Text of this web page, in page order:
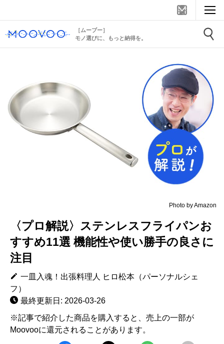
［ムーブー］
モノ選びに、もっと納得を。
Photo by Amazon
〈プロ解説〉ステンレスフライパンお
すすめ11選 機能性や使い勝手の良さに
注目
一皿入魂！出張料理人 ヒロ松本（パーソナルシェ
フ）
最終更新日: 2026-03-26
※記事で紹介した商品を購入すると、売上の一部が
Moovooに還元されることがあります。